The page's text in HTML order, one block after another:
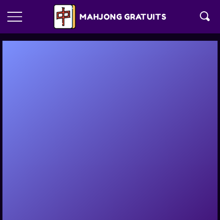
MAHJONG GRATUITS